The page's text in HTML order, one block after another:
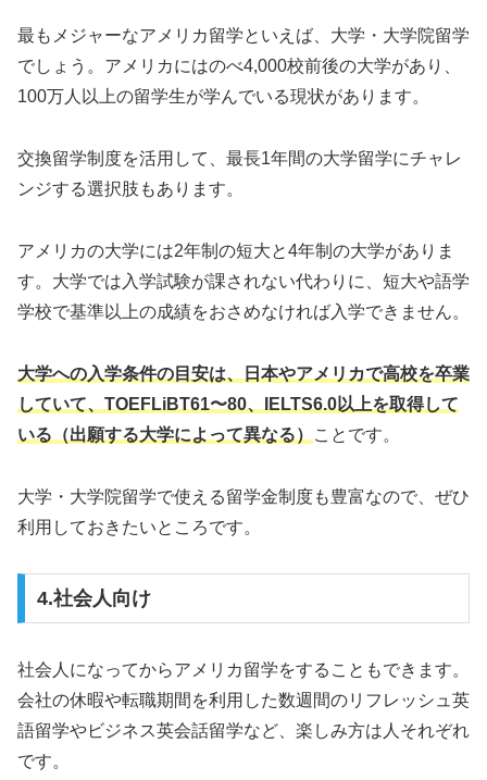
最もメジャーなアメリカ留学といえば、大学・大学院留学
でしょう。アメリカにはのべ4,000校前後の大学があり、
100万人以上の留学生が学んでいる現状があります。
交換留学制度を活用して、最長1年間の大学留学にチャレ
ンジする選択肢もあります。
アメリカの大学には2年制の短大と4年制の大学がありま
す。大学では入学試験が課されない代わりに、短大や語学
学校で基準以上の成績をおさめなければ入学できません。
大学への入学条件の目安は、日本やアメリカで高校を卒業
していて、TOEFLiBT61〜80、IELTS6.0以上を取得して
いる（出願する大学によって異なる）
ことです。
大学・大学院留学で使える留学金制度も豊富なので、ぜひ
利用しておきたいところです。
4.社会人向け
社会人になってからアメリカ留学をすることもできます。
会社の休暇や転職期間を利用した数週間のリフレッシュ英
語留学やビジネス英会話留学など、楽しみ方は人それぞれ
です。